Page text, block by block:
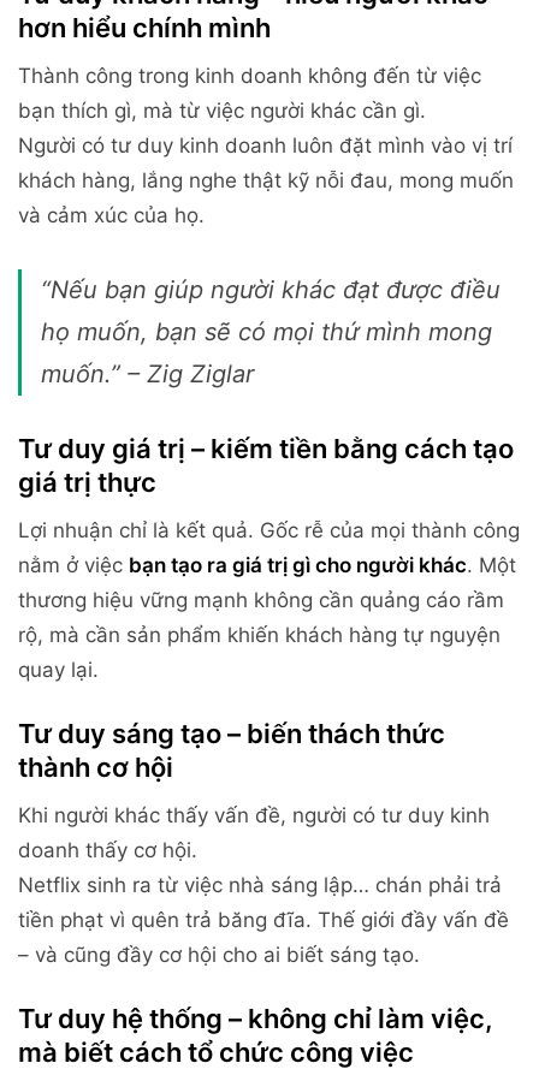
hơn hiểu chính mình
Thành công trong kinh doanh không đến từ việc
bạn thích gì, mà từ việc người khác cần gì.
Người có tư duy kinh doanh luôn đặt mình vào vị trí
khách hàng, lắng nghe thật kỹ nỗi đau, mong muốn
và cảm xúc của họ.
“Nếu bạn giúp người khác đạt được điều
họ muốn, bạn sẽ có mọi thứ mình mong
muốn.” – Zig Ziglar
Tư duy giá trị – kiếm tiền bằng cách tạo
giá trị thực
Lợi nhuận chỉ là kết quả. Gốc rễ của mọi thành công
nằm ở việc bạn tạo ra giá trị gì cho người khác. Một
thương hiệu vững mạnh không cần quảng cáo rầm
rộ, mà cần sản phẩm khiến khách hàng tự nguyện
quay lại.
Tư duy sáng tạo – biến thách thức
thành cơ hội
Khi người khác thấy vấn đề, người có tư duy kinh
doanh thấy cơ hội.
Netflix sinh ra từ việc nhà sáng lập… chán phải trả
tiền phạt vì quên trả băng đĩa. Thế giới đầy vấn đề
– và cũng đầy cơ hội cho ai biết sáng tạo.
Tư duy hệ thống – không chỉ làm việc,
mà biết cách tổ chức công việc